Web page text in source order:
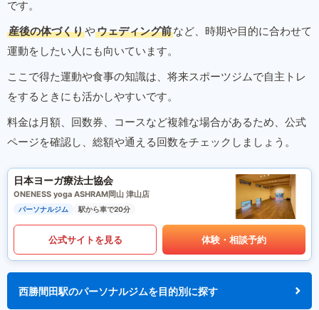
です。
産後の体づくりやウェディング前など、時期や目的に合わせて
運動をしたい人にも向いています。
ここで得た運動や食事の知識は、将来スポーツジムで自主トレ
をするときにも活かしやすいです。
料金は月額、回数券、コースなど複雑な場合があるため、公式
ページを確認し、総額や通える回数をチェックしましょう。
日本ヨーガ療法士協会
ONENESS yoga ASHRAM岡山 津山店
パーソナルジム 駅から車で20分
公式サイトを見る 体験・相談予約
西勝間田駅のパーソナルジムを目的別に探す